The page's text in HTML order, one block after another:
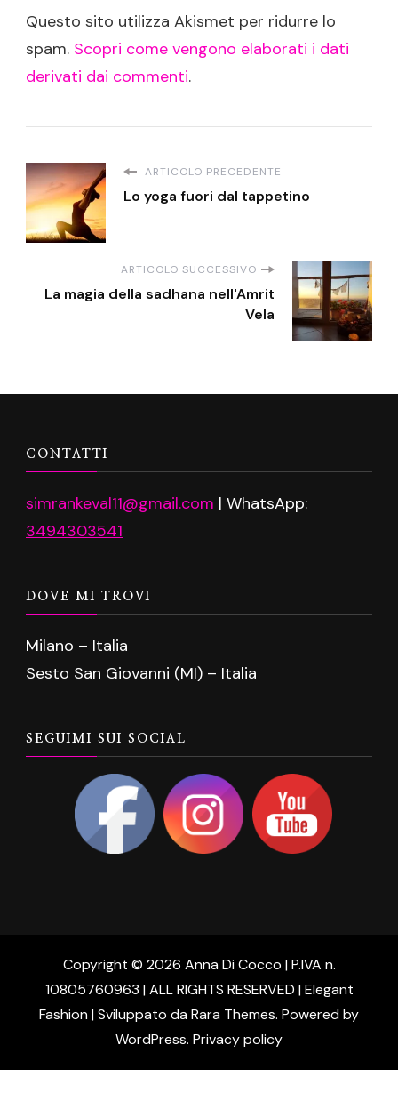
Questo sito utilizza Akismet per ridurre lo
spam. Scopri come vengono elaborati i dati
derivati dai commenti.
ARTICOLO PRECEDENTE
Lo yoga fuori dal tappetino
ARTICOLO SUCCESSIVO
La magia della sadhana nell'Amrit
Vela
CONTATTI
simrankeval11@gmail.com | WhatsApp:
3494303541
DOVE MI TROVI
Milano – Italia
Sesto San Giovanni (MI) – Italia
SEGUIMI SUI SOCIAL
Copyright © 2026 Anna Di Cocco | P.IVA n.
10805760963 | ALL RIGHTS RESERVED | Elegant
Fashion | Sviluppato daRara Themes. Powered by
WordPress. Privacy policy